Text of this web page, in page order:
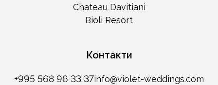
Chateau Davitiani
Bioli Resort
Контакти
+995 568 96 33 37info@violet-weddings.com